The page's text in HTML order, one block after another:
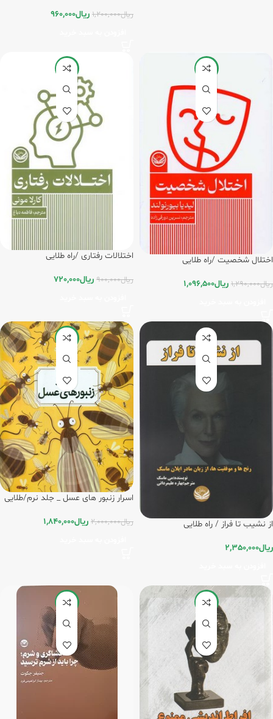
ریال1,200,000 ریال960,000
-15%
اختلال شخصیت /راه طلایی
ریال1,290,000 ریال1,096,500
-20%
اختلالات رفتاری /راه طلایی
ریال900,000 ریال720,000
از نشیب تا فراز / راه طلایی
ریال2,350,000
-8%
اسرار زنبور های عسل _ جلد نرم/طلایی
ریال2,000,000 ریال1,840,000
-20%
-20%